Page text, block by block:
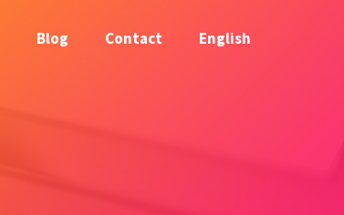
Blog Contact English